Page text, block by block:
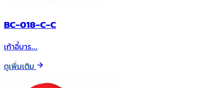
BC-018-C-C
เก้าอี้บาร…
ดูเพิ่มเติม